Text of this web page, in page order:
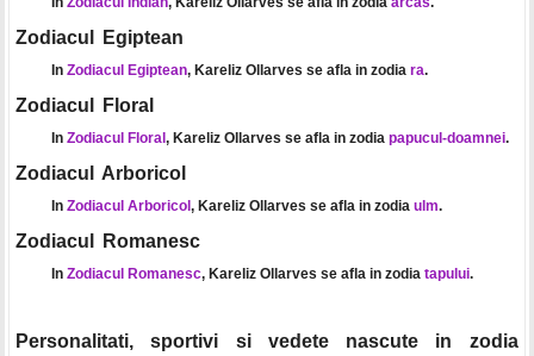
Zodiacul Egiptean
In Zodiacul Egiptean, Kareliz Ollarves se afla in zodia ra.
Zodiacul Floral
In Zodiacul Floral , Kareliz Ollarves se afla in zodia papucul-doamnei.
Zodiacul Arboricol
In Zodiacul Arboricol , Kareliz Ollarves se afla in zodia ulm.
Zodiacul Romanesc
In Zodiacul Romanesc, Kareliz Ollarves se afla in zodia tapului.
Personalitati, sportivi si vedete nascute in zodia